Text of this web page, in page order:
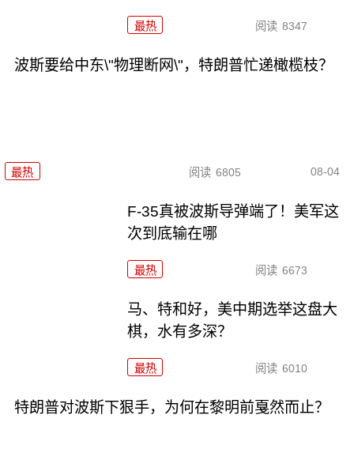
最热 阅读 8347
波斯要给中东\"物理断网\"，特朗普忙递橄榄枝？
最热 阅读 6805 08-04
F-35真被波斯导弹端了！美军这
次到底输在哪
最热 阅读 6673
马、特和好，美中期选举这盘大
棋，水有多深？
最热 阅读 6010
特朗普对波斯下狠手，为何在黎明前戛然而止？